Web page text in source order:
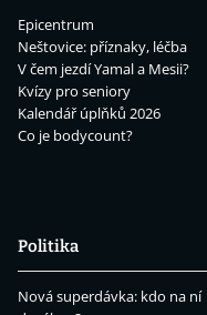
Epicentrum
Neštovice: příznaky, léčba
V čem jezdí Yamal a Mesii?
Kvízy pro seniory
Kalendář úplňků 2026
Co je bodycount?
Politika
Nová superdávka: kdo na ní